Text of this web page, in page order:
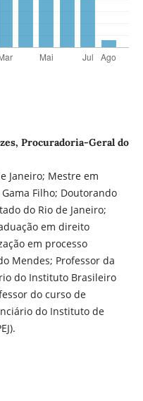
Procuradoria-Geral do
Janeiro; Mestre em
Filho; Doutorando
do Rio de Janeiro;
em direito
em processo
Mendes; Professor da
do Instituto Brasileiro
do curso de
do Instituto de